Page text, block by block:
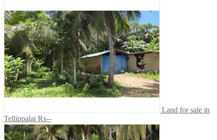
Land for sale in
Tellippalai ₨--